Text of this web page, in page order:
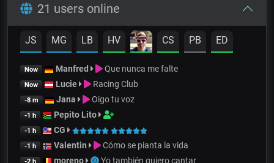
21 users online
JS MG LB HV CS PB ED
Now Manfred Que nunca me falte
Now Lucie Racing Club
-8 m Jana Oigo tu voz
-1 h Pepito Lito
-1 h CG
-1 h Valentin Cómo se pianta la vida
moreno Yo también quiero cantar